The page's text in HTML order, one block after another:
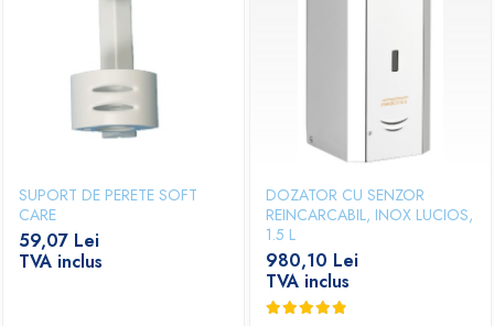
SUPORT DE PERETE SOFT
CARE
59,07 Lei
TVA inclus
DOZATOR CU SENZOR
REINCARCABIL, INOX LUCIOS,
1.5 L
980,10 Lei
TVA inclus